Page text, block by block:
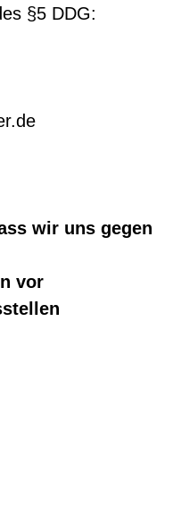
§5 DDG:
wir uns gegen
vor